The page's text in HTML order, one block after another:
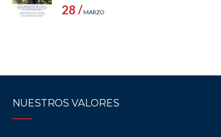
28 /MARZO
NUESTROS VALORES